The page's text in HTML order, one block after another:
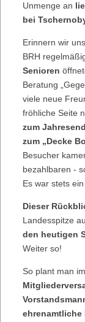
Unmenge an
bei
Erinnern wir
BRH
Senioren
Beratung
viele neue
fröhliche Seite
zum
zum „Decke
Besucher
bezahlbaren -
Es war stets
Dieser
Landesspitze
den heutigen
Weiter so!
So plant man
ehrenamtliche